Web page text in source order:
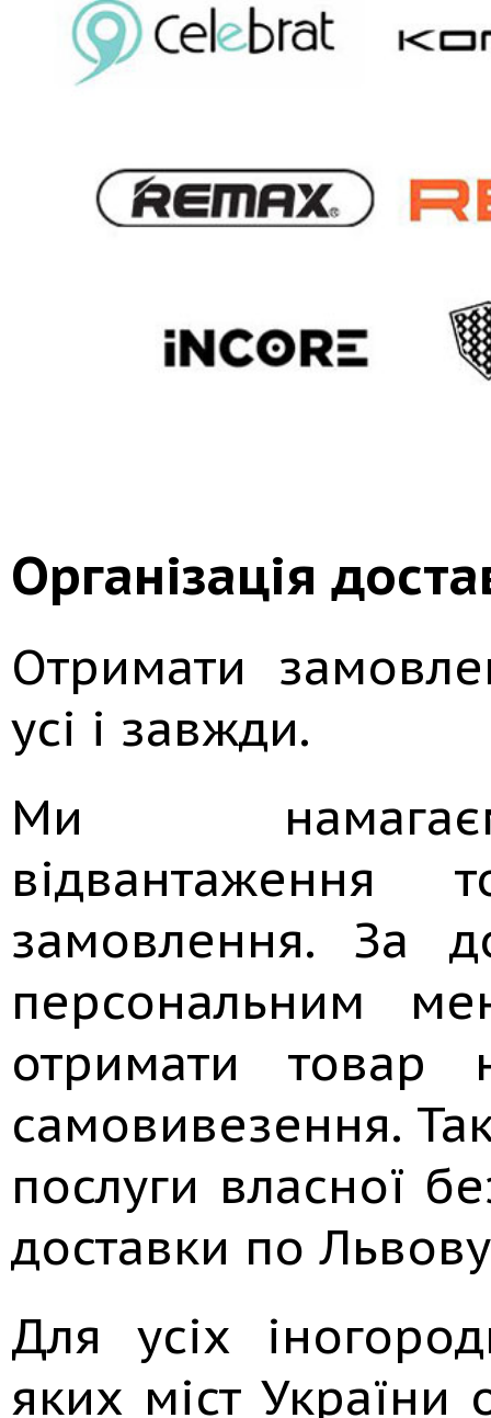
Організація
Отримати
усі і завжди.
Ми
замовлення. За
персональним
отримати товар
самовивезення.
послуги власної
доставки по
Для усіх
яких міст України